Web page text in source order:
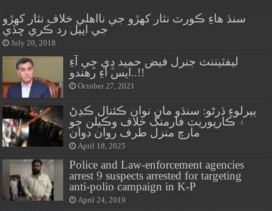
سنڌ هاءِ ڪورٽ نثار کهڙو جي نااهلي خلاف نثار کهڙو
جي اپيل رد ڪري ڇڏي
July 20, 2018
ليفٽيننٽ جنرل فيض حميد ڊِي جِي آءِ
ايس آءِ رهندو..!!
October 27, 2021
ٻٻرلوءِ ڌرڻو: سنڌو مان نوان ڪئنال ڪڍڻ
۽ ڪارپوريٽ فارمنگ خلاف وڪيلن جو
مارچ منزل طرف روان دوان
April 18, 2025
Police and Law-enforcement agencies
arrest 9 suspects arrested for targeting
anti-polio campaign in K-P
April 24, 2019